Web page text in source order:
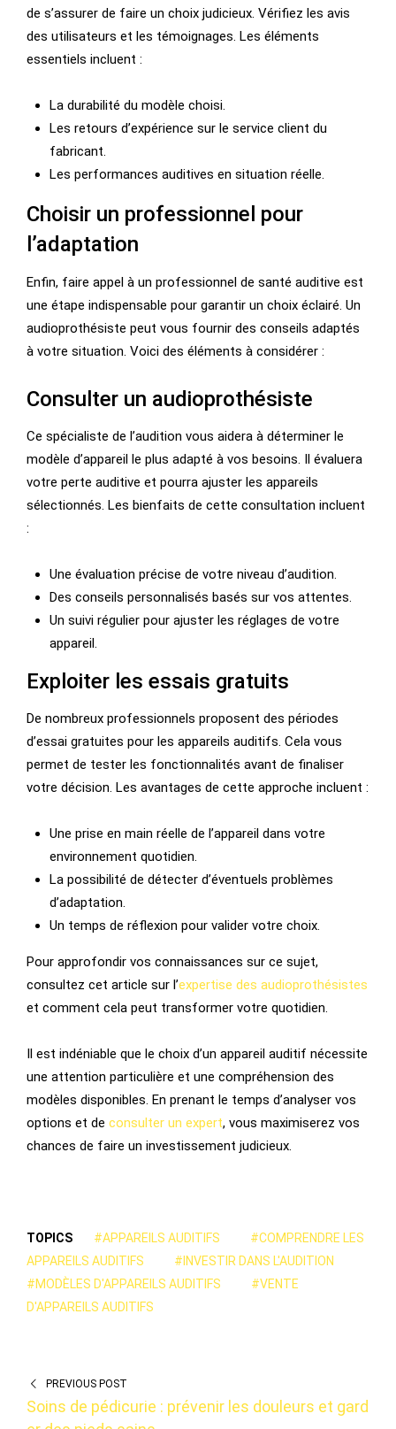
de s’assurer de faire un choix judicieux. Vérifiez les avis
des utilisateurs et les témoignages. Les éléments
essentiels incluent :
La durabilité du modèle choisi.
Les retours d’expérience sur le service client du
fabricant.
Les performances auditives en situation réelle.
Choisir un professionnel pour
l’adaptation
Enfin, faire appel à un professionnel de santé auditive est
une étape indispensable pour garantir un choix éclairé. Un
audioprothésiste peut vous fournir des conseils adaptés
à votre situation. Voici des éléments à considérer :
Consulter un audioprothésiste
Ce spécialiste de l’audition vous aidera à déterminer le
modèle d’appareil le plus adapté à vos besoins. Il évaluera
votre perte auditive et pourra ajuster les appareils
sélectionnés. Les bienfaits de cette consultation incluent
:
Une évaluation précise de votre niveau d’audition.
Des conseils personnalisés basés sur vos attentes.
Un suivi régulier pour ajuster les réglages de votre
appareil.
Exploiter les essais gratuits
De nombreux professionnels proposent des périodes
d’essai gratuites pour les appareils auditifs. Cela vous
permet de tester les fonctionnalités avant de finaliser
votre décision. Les avantages de cette approche incluent :
Une prise en main réelle de l’appareil dans votre
environnement quotidien.
La possibilité de détecter d’éventuels problèmes
d’adaptation.
Un temps de réflexion pour valider votre choix.
Pour approfondir vos connaissances sur ce sujet,
consultez cet article sur l’expertise des audioprothésistes
et comment cela peut transformer votre quotidien.
Il est indéniable que le choix d’un appareil auditif nécessite
une attention particulière et une compréhension des
modèles disponibles. En prenant le temps d’analyser vos
options et de consulter un expert, vous maximiserez vos
chances de faire un investissement judicieux.
TOPICS #APPAREILS AUDITIFS
#COMPRENDRE LES
APPAREILS AUDITIFS
#INVESTIR DANS L'AUDITION
#MODÈLES D'APPAREILS AUDITIFS
#VENTE
D'APPAREILS AUDITIFS
PREVIOUS POST
Soins de pédicurie : prévenir les douleurs et gard